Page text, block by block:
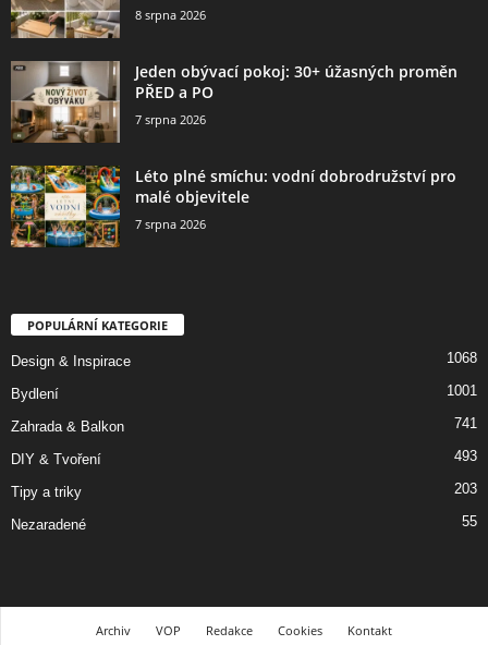
8 srpna 2026
Jeden obývací pokoj: 30+ úžasných proměn
PŘED a PO
7 srpna 2026
Léto plné smíchu: vodní dobrodružství pro
malé objevitele
7 srpna 2026
POPULÁRNÍ KATEGORIE
Design & Inspirace 1068
Bydlení 1001
Zahrada & Balkon 741
DIY & Tvoření 493
Tipy a triky 203
Nezaradené 55
Archiv VOP Redakce Cookies Kontakt